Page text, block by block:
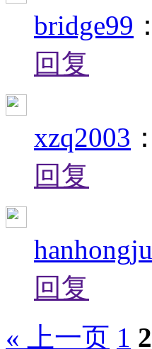
bridge99 ：
回复
xzq2003 ：
回复
hanhongju
回复
« 上一页 1 2